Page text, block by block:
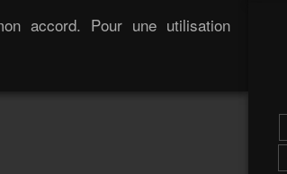
accord. Pour une utilisation